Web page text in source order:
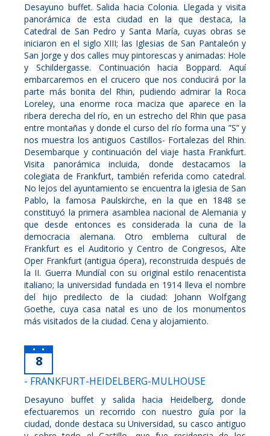
Desayuno buffet. Salida hacia Colonia. Llegada y visita
panorámica de esta ciudad en la que destaca, la
Catedral de San Pedro y Santa María, cuyas obras se
iniciaron en el siglo XIII; las Iglesias de San Pantaleón y
San Jorge y dos calles muy pintorescas y animadas: Hole
y Schildergasse. Continuación hacia Boppard. Aquí
embarcaremos en el crucero que nos conducirá por la
parte más bonita del Rhin, pudiendo admirar la Roca
Loreley, una enorme roca maciza que aparece en la
ribera derecha del río, en un estrecho del Rhin que pasa
entre montañas y donde el curso del río forma una ”S” y
nos muestra los antiguos Castillos- Fortalezas del Rhin.
Desembarque y continuación del viaje hasta Frankfurt.
Visita panorámica incluida, donde destacamos la
colegiata de Frankfurt, también referida como catedral.
No lejos del ayuntamiento se encuentra la iglesia de San
Pablo, la famosa Paulskirche, en la que en 1848 se
constituyó la primera asamblea nacional de Alemania y
que desde entonces es considerada la cuna de la
democracia alemana. Otro emblema cultural de
Frankfurt es el Auditorio y Centro de Congresos, Alte
Oper Frankfurt (antigua ópera), reconstruida después de
la II. Guerra Mundíal con su original estilo renacentista
italiano; la universidad fundada en 1914 lleva el nombre
del hijo predilecto de la ciudad: Johann Wolfgang
Goethe, cuya casa natal es uno de los monumentos
más visitados de la ciudad. Cena y alojamiento.
8
- FRANKFURT-HEIDELBERG-MULHOUSE
Desayuno buffet y salida hacia Heidelberg, donde
efectuaremos un recorrido con nuestro guía por la
ciudad, donde destaca su Universidad, su casco antiguo